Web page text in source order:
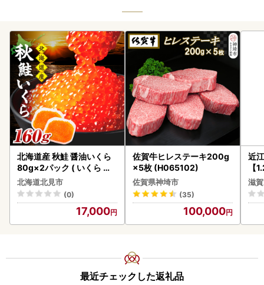
北海道産 秋鮭 醤油いくら
80g×2パック ( いくら イ
クラ 魚卵 鮭 サケ さけ 鮭い
くら 醤油漬け パック 北海
道産 ふるさと納税 秋鮭 )【
北海道北見市
(0)
17,000
佐賀牛ヒレステーキ200g
×5枚 (H065102)
佐賀県神埼市
(35)
100,000
近
【
】
滋
最近チェックした返礼品